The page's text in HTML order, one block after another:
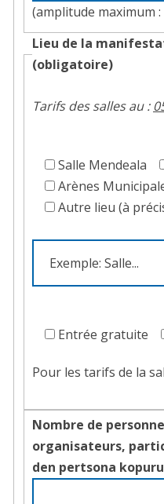
(amplitude maximum
Lieu de la
(obligatoire)
Tarifs des salles au :
lieu
de
Salle Mendeala
Arènes
Autre lieu (à
une
autre
gratuite,
payante
Entrée gratuite
Pour les tarifs de la
Nombre de
organisateurs,
den pertsona